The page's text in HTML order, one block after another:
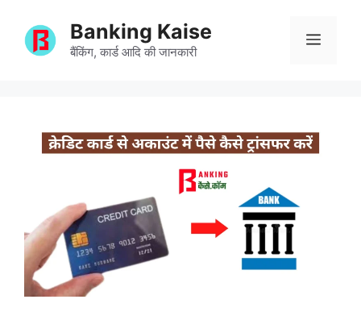
content
Banking Kaise
बैंकिंग, कार्ड आदि की जानकारी
Menu